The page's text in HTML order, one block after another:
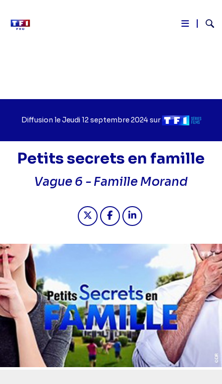
Diffusion leJour
diffusion
Jeudi 12 septembre 2024sur Chaîne
diffusion
Petits secrets en famille
Vague 6 -Famille Morand
Partager "2024-09-12 12:50 -
Partager "2024-09-12